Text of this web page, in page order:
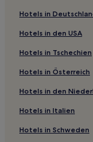
Hotels mit
Günstige in
Luxus in Savannah
Strand in Savannah
Boutique- in
Familien in Savannah
Hotels in
Hotels in den USA
Hotels in Tschechien
Hotels in Österreich
Hotels in den
Hotels in Italien
Hotels in Schweden